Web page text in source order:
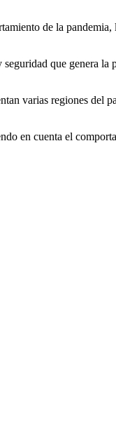
de la
que genera la
varias regiones del
en cuenta el